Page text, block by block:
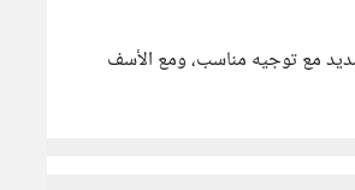
مع توجيه مناسب، ومع الأسف